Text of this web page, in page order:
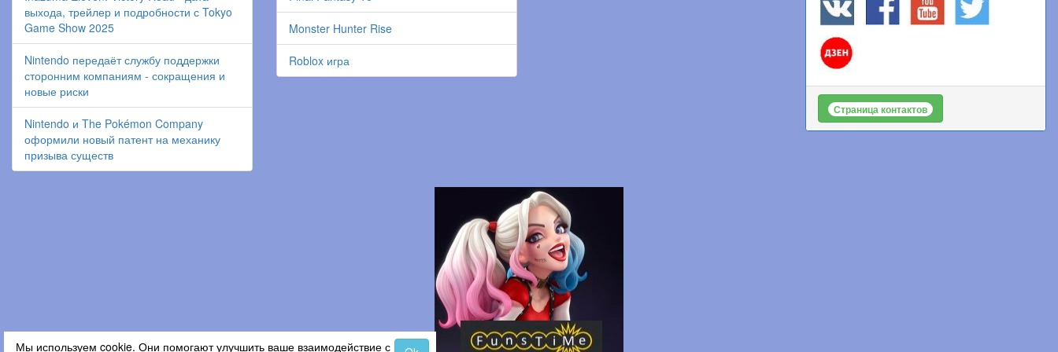
выхода, трейлер и подробности с Tokyo
Game Show 2025
Nintendo передаёт службу поддержки
сторонним компаниям - сокращения и
новые риски
Nintendo и The Pokémon Company
оформили новый патент на механику
призыва существ
Monster Hunter Rise
Roblox игра
Страница контактов
Мы используем cookie. Они помогают улучшить ваше взаимодействие с